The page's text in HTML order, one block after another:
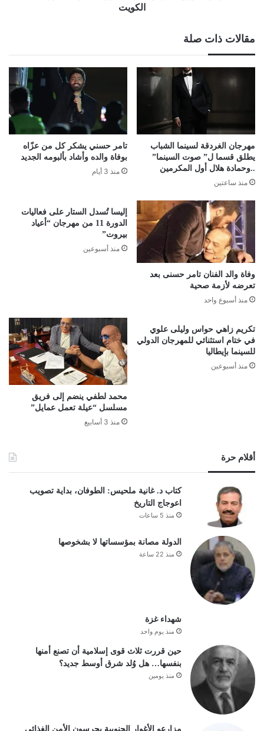
الكويت
مقالات ذات صلة
مهرجان الغردقة لسينما الشباب
يطلق قسما ل” صوت السينما”
..وحمادة هلال أول المكرمين
منذ ساعتين
تامر حسني يشكر كل من عزّاه
بوفاة والده وأشاد بألبومه الجديد
منذ 3 أيام
وفاة والد الفنان تامر حسنى بعد
تعرضه لأزمة صحية
منذ أسبوع واحد
إليسا تُسدل الستار على فعاليات
الدورة 11 من مهرجان “أعياد
بيروت”
منذ أسبوعين
تكريم زاهي حواس وليلى علوي
في ختام استثنائي للمهرجان الدولي
للسينما بإيطاليا
منذ أسبوعين
محمد لطفي ينضم إلى فريق
مسلسل “عيلة تعمل عمايل”
منذ 3 أسابيع
أقلام حرة
كتاب د. غانية ملحيس: الطوفان، بداية تصويب
اعوجاج التاريخ
منذ 5 ساعات
الدولة مصانة بمؤسساتها لا بشخوصها
منذ 22 ساعة
شهداء غزة
منذ يوم واحد
حين قررت ثلاث قوى إسلامية أن تصنع أمنها
بنفسها… هل وُلد شرق أوسط جديد؟
منذ يومين
مزارعو الأغوار الجنوبية يحرسون الأمن الغذائي